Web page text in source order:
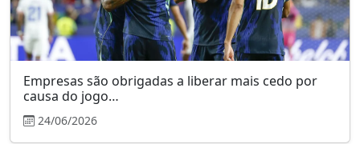
Empresas são obrigadas a liberar mais cedo por
causa do jogo…
24/06/2026